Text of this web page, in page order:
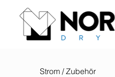
Strom / Zubehör